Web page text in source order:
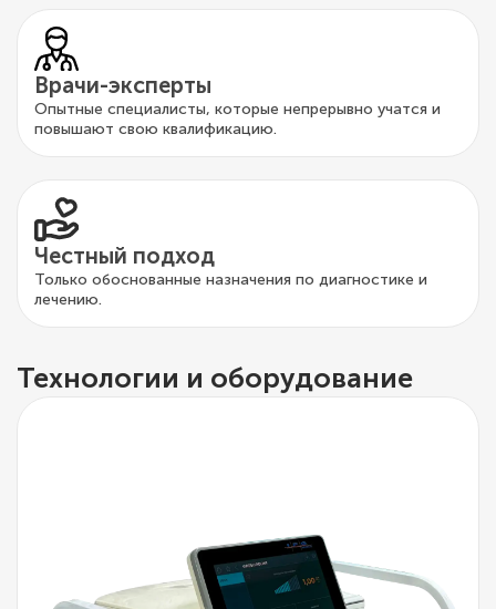
Врачи-эксперты
Опытные специалисты, которые непрерывно учатся и
повышают свою квалификацию.
Честный подход
Только обоснованные назначения по диагностике и
лечению.
Технологии и оборудование